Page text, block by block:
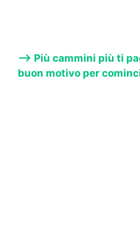
—-> Più cammini più ti
buon motivo per